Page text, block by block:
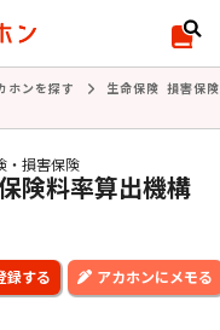
ホンを探す 生命保険 損害保険
・損害保険
険料率算出機構
アカホンにメモる